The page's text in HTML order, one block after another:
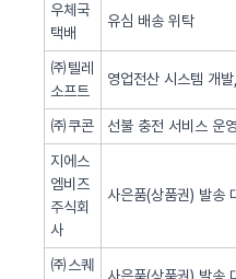
우체국
택배
유심 배송 위탁
㈜텔레
소프트
영업전산 시스템 개
㈜쿠콘
선불 충전 서비스 운영
지에스
엠비즈
주식회
사
사은품(상품권) 발송
㈜스퀘